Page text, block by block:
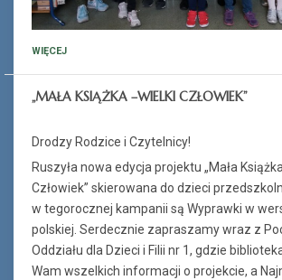
WIĘCEJ
„MAŁA KSIĄŻKA –WIELKI CZŁOWIEK”
Drodzy Rodzice i Czytelnicy!
Ruszyła nowa edycja projektu „Mała
Człowiek” skierowana do dzieci
w tegorocznej kampanii są Wyprawki w
polskiej. Serdecznie zapraszamy wraz z
Oddziału dla Dzieci i Filii nr 1, gdzie
Wam wszelkich informacji o projekcie, a